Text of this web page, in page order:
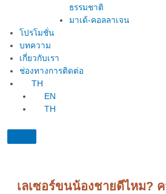
ธรรมชาติ
มาเด้-คอลลาเจน
โปรโมชั่น
บทความ
เกี่ยวกับเรา
ช่องทางการติดต่อ
TH
EN
TH
เลเซอร์ขนน้องชายดีไหม?